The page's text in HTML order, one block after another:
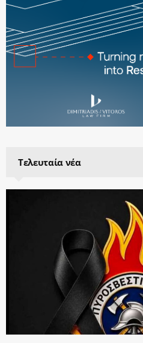
Τελευταία νέα